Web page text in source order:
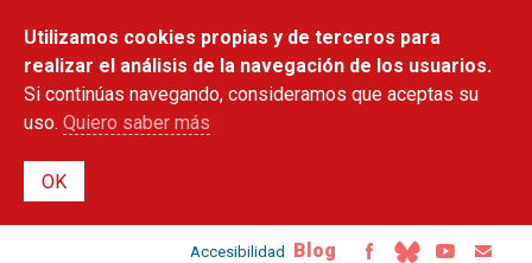
contenido
principal
Utilizamos cookies propias y de terceros para
realizar el análisis de la navegación de los usuarios.
Si continúas navegando, consideramos que aceptas su
uso. Quiero saber más
Accesibilidad Blog